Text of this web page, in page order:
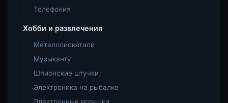
Телефония
Хобби и развлечения
Металлоискатели
Музыканту
Шпионские штучки
Электроника на рыбалке